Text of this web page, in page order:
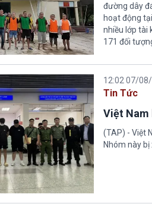
đường dây
hoạt động
nhiều lớp tài
171 đối
12:02 07/
Tin Tức
Việt Nam
(TAP) - Việt
Nhóm này